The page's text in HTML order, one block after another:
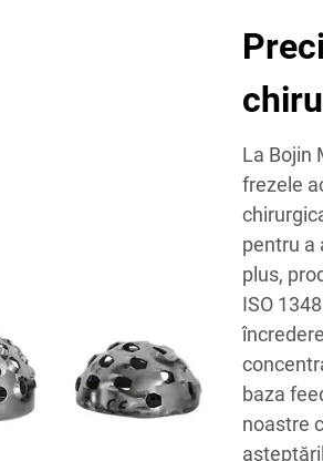
La Bojin
frezele
pentru a
plus,
ISO
baza
noastre